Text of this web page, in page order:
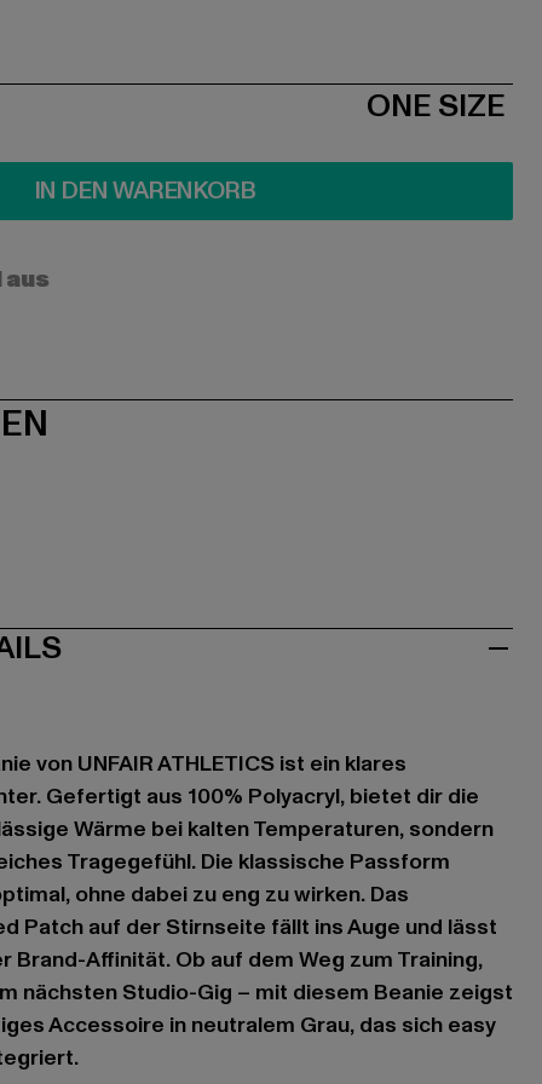
ONE SIZE
IN DEN WARENKORB
von UNFAIR ATHLETICS ist ein klares
Gefertigt aus 100% Polyacryl, bietet dir die
Wärme bei kalten Temperaturen, sondern
Tragegefühl. Die klassische Passform
ohne dabei zu eng zu wirken. Das
Patch auf der Stirnseite fällt ins Auge und lässt
Brand-Affinität. Ob auf dem Weg zum Training,
nächsten Studio-Gig – mit diesem Beanie zeigst
Accessoire in neutralem Grau, das sich easy